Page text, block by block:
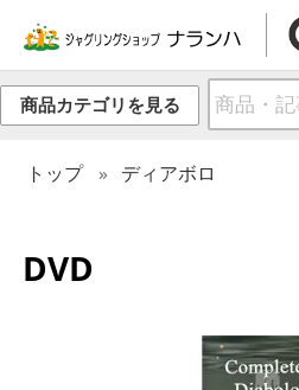
商品カテゴリを見る
トップ ディアボロ
DVD